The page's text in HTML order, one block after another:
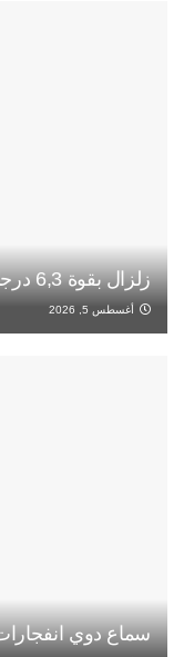
زلزال بقوة 6,3 درجات يضرب جنوب الفيليبين
أغسطس 5, 2026
سماع دوي